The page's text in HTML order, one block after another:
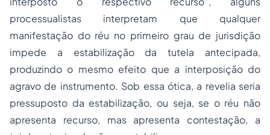
processualistas interpretam que qualquer
manifestação do réu no primeiro grau de jurisdição
impede a estabilização da tutela antecipada,
produzindo o mesmo efeito que a interposição do
agravo de instrumento. Sob essa ótica, a revelia seria
pressuposto da estabilização, ou seja, se o réu não
apresenta recurso, mas apresenta contestação, a